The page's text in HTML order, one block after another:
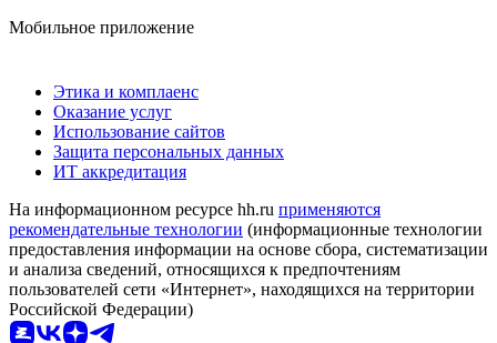
Мобильное приложение
Этика и комплаенс
Оказание услуг
Использование сайтов
Защита персональных данных
ИТ аккредитация
На информационном ресурсе hh.ru применяются
рекомендательные технологии (информационные технологии
предоставления информации на основе сбора, систематизации
и анализа сведений, относящихся к предпочтениям
пользователей сети «Интернет», находящихся на территории
Российской Федерации)